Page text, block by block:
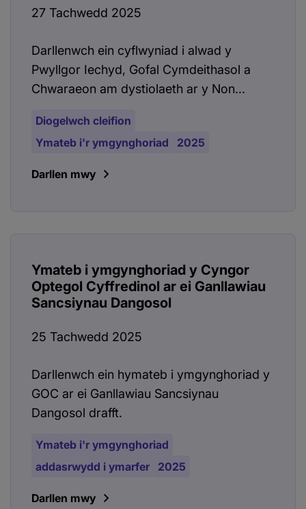
27 Tachwedd 2025
Darllenwch ein cyflwyniad i alwad y
Pwyllgor Iechyd, Gofal Cymdeithasol a
Chwaraeon am dystiolaeth ar y Non...
Diogelwch cleifion
Ymateb i'r ymgynghoriad
2025
Darllen mwy
Ymateb i ymgynghoriad y Cyngor
Optegol Cyffredinol ar ei Ganllawiau
Sancsiynau Dangosol
25 Tachwedd 2025
Darllenwch ein hymateb i ymgynghoriad y
GOC ar ei Ganllawiau Sancsiynau
Dangosol drafft.
Ymateb i'r ymgynghoriad
addasrwydd i ymarfer
2025
Darllen mwy